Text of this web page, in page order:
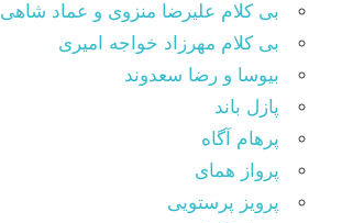
بی کلام علیرضا منزوی و عماد شاهی
بی کلام مهرزاد خواجه امیری
بیوسا و رضا سعدوند
پازل باند
پرهام آگاه
پرواز همای
پرویز پرستویی